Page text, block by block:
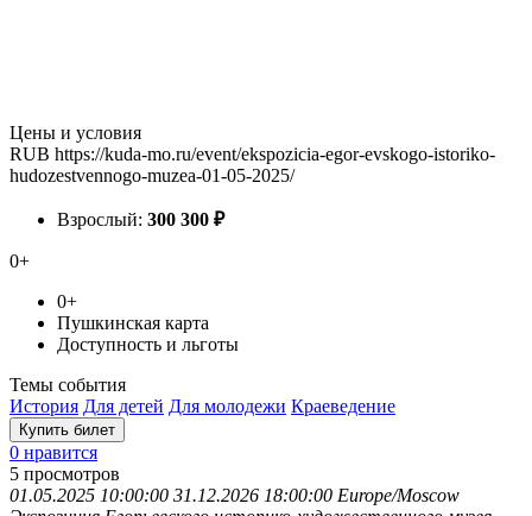
Цены и условия
RUB https://kuda-mo.ru/event/ekspozicia-egor-evskogo-istoriko-
hudozestvennogo-muzea-01-05-2025/
Взрослый: 300 300 ₽
0+
0+
Пушкинская карта
Доступность и льготы
Темы события
История Для детей Для молодежи Краеведение
Купить билет
0 нравится
5 просмотров
01.05.2025 10:00:00 31.12.2026 18:00:00 Europe/Moscow